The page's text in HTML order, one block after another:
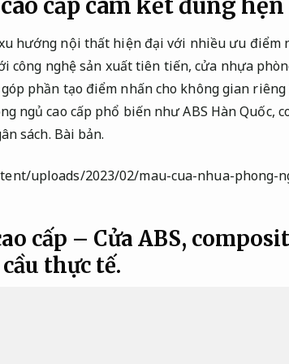
cấp cam kết đúng hẹn
hướng nội thất hiện đại với nhiều ưu điểm
công nghệ sản xuất tiên tiến, cửa nhựa
phần tạo điểm nhấn cho không gian
ngủ cao cấp phổ biến như ABS Hàn Quốc,
sách. Bài bản.
cấp – Cửa ABS,
thực tế.